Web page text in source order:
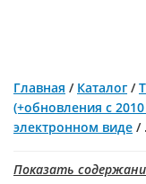
Главная / Каталог /
(+обновления с
электронном виде /
Показать